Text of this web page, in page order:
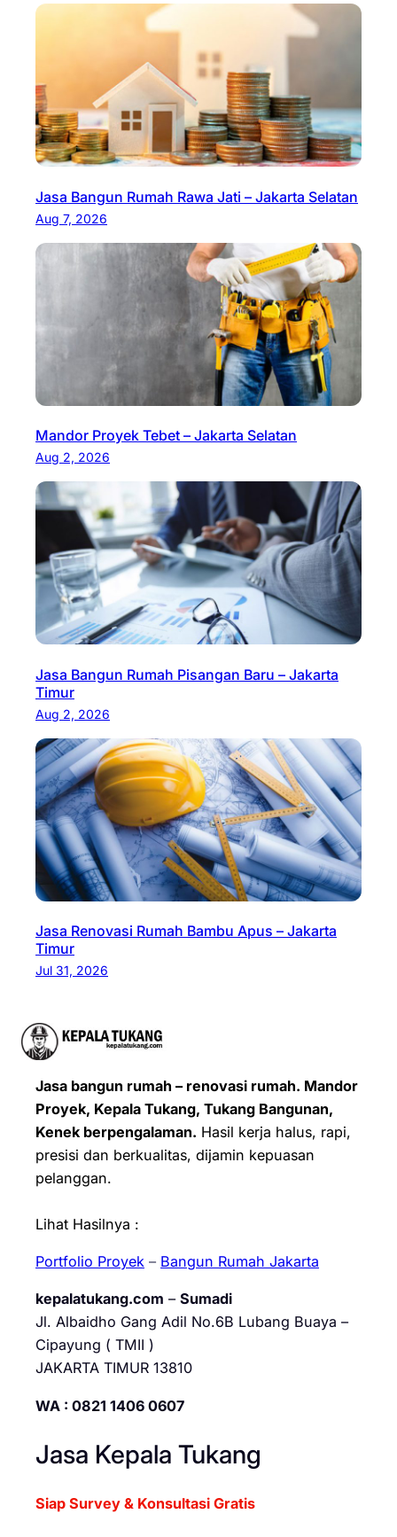
Jasa Bangun Rumah Rawa Jati – Jakarta Selatan
Aug 7, 2026
Mandor Proyek Tebet – Jakarta Selatan
Aug 2, 2026
Jasa Bangun Rumah Pisangan Baru – Jakarta
Timur
Aug 2, 2026
Jasa Renovasi Rumah Bambu Apus – Jakarta
Timur
Jul 31, 2026
Jasa bangun rumah – renovasi rumah. Mandor
Proyek, Kepala Tukang, Tukang Bangunan,
Kenek berpengalaman. Hasil kerja halus, rapi,
presisi dan berkualitas, dijamin kepuasan
pelanggan.
Lihat Hasilnya :
Portfolio Proyek – Bangun Rumah Jakarta
kepalatukang.com – Sumadi
Jl. Albaidho Gang Adil No.6B Lubang Buaya –
Cipayung ( TMII )
JAKARTA TIMUR 13810
WA : 0821 1406 0607
Jasa Kepala Tukang
Siap Survey & Konsultasi Gratis